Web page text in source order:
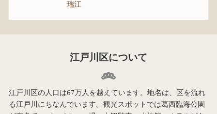
瑞江
江戸川区について
江戸川区の人口は67万人を越えています。地名は、区を流れ
る江戸川にちなんでいます。観光スポットでは葛西臨海公園